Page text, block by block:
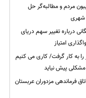
مردم و مطالبه‌گر حل
شهری
درباره تغییر سهم دریای
امتیاز
را به کار گرفت/ کاری می کنیم
پیش نیاید
فرماندهی مزدوران عربستان